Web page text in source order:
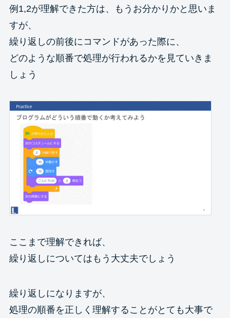
例1,2が理解できた方は、もうお分かりかと思いま
すが、
繰り返しの前後にコマンドがあった際に、
どのような順番で処理が行われるかを見ていきま
しょう
ここまで理解できれば、
繰り返しについてはもう大丈夫でしょう
繰り返しになりますが、
処理の順番を正しく理解することがとても大事で